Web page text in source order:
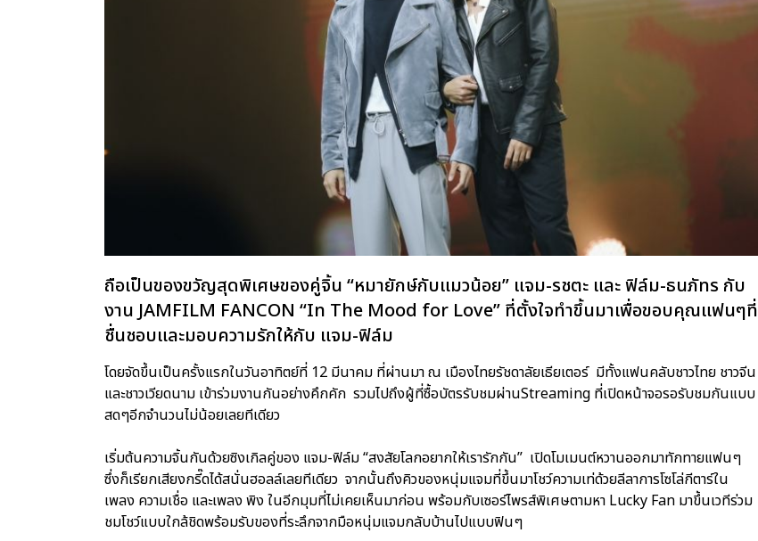
ถือเป็นของขวัญสุดพิเศษของคู่จิ้น “หมายักษ์กับแมวน้อย” แจม-รชตะ และ ฟิล์ม-ธนภัทร กับ
งาน JAMFILM FANCON “In The Mood for Love” ที่ตั้งใจทำขึ้นมาเพื่อขอบคุณแฟนๆที่
ชื่นชอบและมอบความรักให้กับ แจม-ฟิล์ม
โดยจัดขึ้นเป็นครั้งแรกในวันอาทิตย์ที่ 12 มีนาคม ที่ผ่านมา ณ เมืองไทยรัชดาลัยเธียเตอร์ มีทั้งแฟนคลับชาวไทย ชาวจีน
และชาวเวียดนาม เข้าร่วมงานกันอย่างคึกคัก รวมไปถึงผู้ที่ซื้อบัตรรับชมผ่านStreaming ที่เปิดหน้าจอรอรับชมกันแบบ
สดๆอีกจำนวนไม่น้อยเลยทีเดียว
เริ่มต้นความจิ้นกันด้วยซิงเกิลคู่ของ แจม-ฟิล์ม “สงสัยโลกอยากให้เรารักกัน” เปิดโมเมนต์หวานออกมาทักทายแฟนๆ
ซึ่งก็เรียกเสียงกรี๊ดได้สนั่นฮอลล์เลยทีเดียว จากนั้นถึงคิวของหนุ่มแจมที่ขึ้นมาโชว์ความเท่ด้วยลีลาการโซโล่กีตาร์ใน
เพลง ความเชื่อ และเพลง พิง ในอีกมุมที่ไม่เคยเห็นมาก่อน พร้อมกับเซอร์ไพรส์พิเศษตามหา Lucky Fan มาขึ้นเวทีร่วม
ชมโชว์แบบใกล้ชิดพร้อมรับของที่ระลึกจากมือหนุ่มแจมกลับบ้านไปแบบฟินๆ